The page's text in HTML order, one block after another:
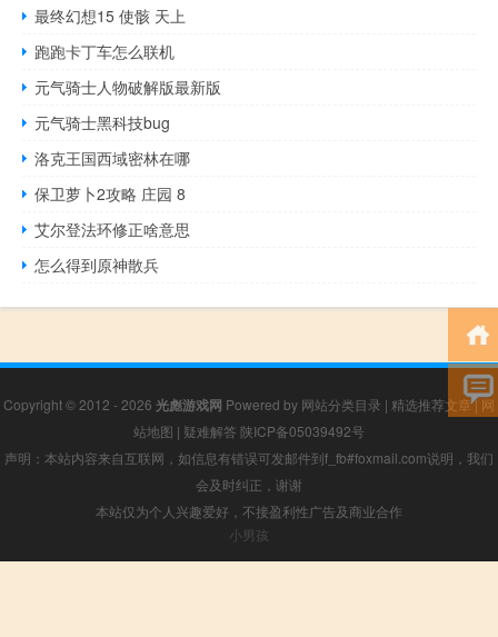
最终幻想15 使骸 天上
跑跑卡丁车怎么联机
元气骑士人物破解版最新版
元气骑士黑科技bug
洛克王国西域密林在哪
保卫萝卜2攻略 庄园 8
艾尔登法环修正啥意思
怎么得到原神散兵
Copyright © 2012 - 2026 光彪游戏网 Powered by 网站分类目录 | 精选推荐文章|网
站地图 | 疑难解答 陕ICP备05039492号
声明：本站内容来自互联网，如信息有错误可发邮件到f_fb#foxmail.com说明，我们
会及时纠正，谢谢
本站仅为个人兴趣爱好，不接盈利性广告及商业合作
小男孩